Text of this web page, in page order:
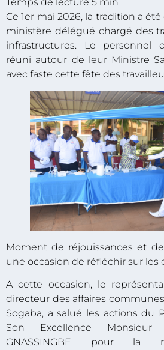
Ce 1er mai 2026, la tradition a
ministère délégué chargé des
infrastructures. Le personnel
réuni autour de leur Ministre
avec faste cette fête des
Moment de réjouissances et
une occasion de réfléchir sur les
A cette occasion, le
directeur des affaires
Sogaba, a salué les actions du
Son Excellence Monsieur
GNASSINGBE pour la